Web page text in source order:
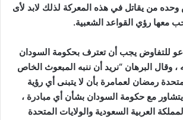
من يقاتل في هذه المعركة لذلك لابد لأى
رؤي القواعد الشعبية.
للتفاوض يجب أن تعترف بحكومة السودان
، وقال البرهان “نريد أن ننبه المبعوث الخاص
رمضان لعمامرة بأن لا يتبنى أي رؤية
مع حكومة السودان بشأن أي مبادرة ،
العربية السعودية والولايات المتحدة